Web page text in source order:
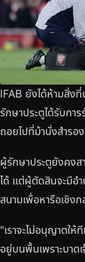
IFAB ยังได้ห้ามสิ่ง
รักษาประตูได้รับกา
ถอยไปที่ม้านั่งสำรอ
ผู้รักษาประตูยังคงส
ได้ แต่ผู้ตัดสินจะมีอำ
สนามเพื่อหารือเชิง
"เราจะไม่อนุญาตให้
อยู่บนพื้นเพราะบาด